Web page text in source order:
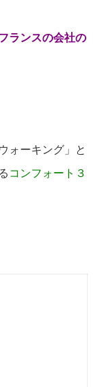
ランスの会社の
ォーキング」と
コンフォート３